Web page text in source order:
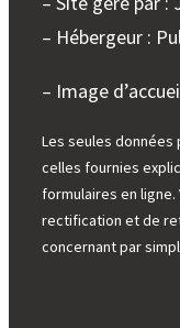
– Hébergeur :
– Image
Les seules
celles fournies
formulaires en
rectification et de
concernant par